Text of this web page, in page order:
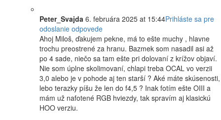
Peter_Svajda 6. februára 2025 at 15:44Prihláste sa pre
odoslanie odpovede
Ahoj Miloš, ďakujem pekne, má to ešte muchy , hlavne
trochu preostrené za hranu. Bazmek som nasadil asi až
po 4 sade, niečo sa tam ešte pri dolovaní z krížov objaví.
Nie som úplne skolimovaní, chlapi treba OCAL vo verzii
3,0 alebo je v pohode aj ten starší ? Aké máte skúsenosti,
lebo terazky píšu že len do f4,5 ? Inak fotím ešte OIII a
mám už nafotené RGB hviezdy, tak spravím aj klasickú
HOO verziu.